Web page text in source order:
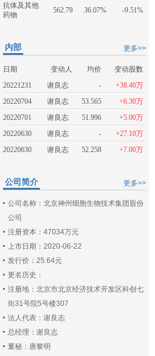
抗体及其他
药物
562.79 36.07% -9.51%
更多>>
内部
日期 变动人 均价
变动股数
20221231
谢良志 -
+38.40万
20220704
谢良志 53.565
+6.30万
20220701
谢良志 51.996
+5.00万
20220630
谢良志 -
+27.10万
20220630
谢良志 52.258 +7.00万
更多>>
公司简介
公司名称：北京神州细胞生物技术集团股份
公司
注册资本：47034万元
上市日期：2020-06-22
发行价：25.64元
更名历史：
注册地：北京市北京经济技术开发区科创七
街31号院5号楼307
法人代表：谢良志
总经理：谢良志
董秘：唐黎明